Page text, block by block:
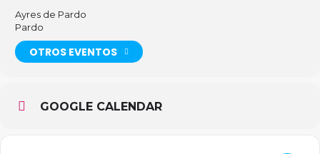
Ayres de Pardo
Pardo
OTROS EVENTOS
GOOGLE CALENDAR